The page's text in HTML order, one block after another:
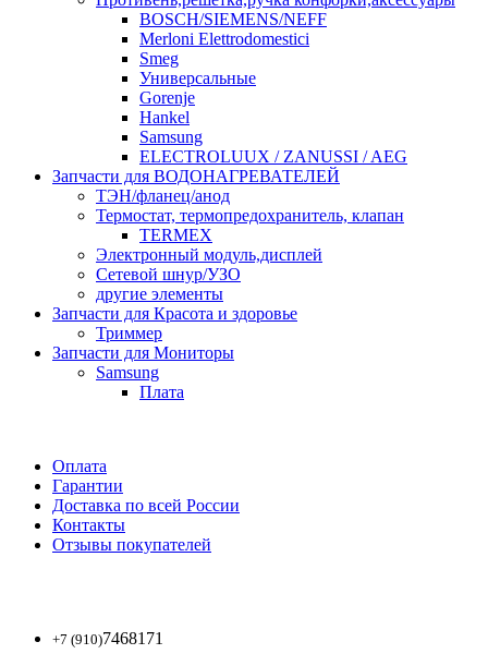
BOSCH/SIEMENS/NEFF
Merloni Elettrodomestici
Smeg
Универсальные
Gorenje
Hankel
Samsung
ELECTROLUUX / ZANUSSI / AEG
Запчасти для ВОДОНАГРЕВАТЕЛЕЙ
ТЭН/фланец/анод
Термостат, термопредохранитель, клапан
TERMEX
Электронный модуль,дисплей
Сетевой шнур/УЗО
другие элементы
Запчасти для Красота и здоровье
Триммер
Запчасти для Мониторы
Samsung
Плата
Оплата
Гарантии
Доставка по всей России
Контакты
Отзывы покупателей
+7 (910)7468171